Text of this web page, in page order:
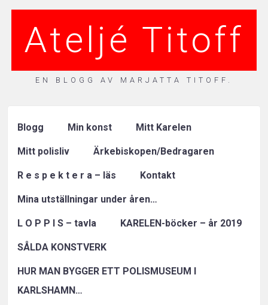
Ateljé Titoff
EN BLOGG AV MARJATTA TITOFF.
Blogg Min konst Mitt Karelen
Mitt polisliv Ärkebiskopen/Bedragaren
R e s p e k t e r a – läs Kontakt
Mina utställningar under åren…
L O P P I S – tavla KARELEN-böcker – år 2019
SÅLDA KONSTVERK
HUR MAN BYGGER ETT POLISMUSEUM I
KARLSHAMN…